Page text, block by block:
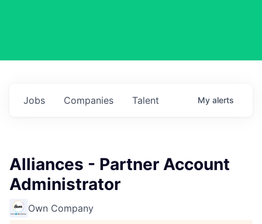
Jobs Companies Talent My alerts
Alliances - Partner Account
Administrator
Own Company